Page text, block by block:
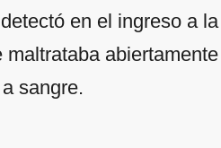
en el ingreso a
maltrataba
sangre.